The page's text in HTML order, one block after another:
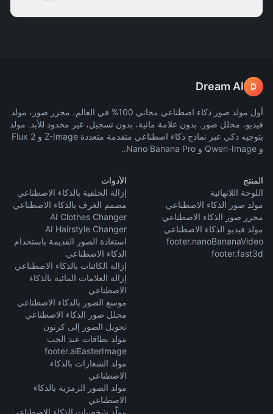
D
Dream AI
أول مولد صور ذكاء اصطناعي مجاني 100% في العالم، محرر صور، مولد
فيديو، محلل صور. بدون علامة مائية، بدون تسجيل، غير محدود للأبد. مولد
بتوجيه ذكي عبر نماذج ذكاء اصطناعي متقدمة متعددة Z-Image و Flux 2
و Qwen-Image و Nano Banana Pro..
المنتج
اللوحة اللانهائية
مولد صور الذكاء الاصطناعي
محرر صور الذكاء الاصطناعي
مولد فيديو الذكاء الاصطناعي
footer.nanoBananaVideo
footer.fast3d
الأدوات
إزالة الخلفية بالذكاء الاصطناعي
مصمم الغرف بالذكاء الاصطناعي
AI Clothes Changer
AI Hairstyle Changer
استعادة الصور القديمة باستخدام
الذكاء الاصطناعي
إزالة الكائنات بالذكاء الاصطناعي
إزالة العلامات المائية بالذكاء
الاصطناعي
موسع الصور بالذكاء الاصطناعي
محلل صور الذكاء الاصطناعي
تحويل الصور إلى كرتون
مولد بطاقات عيد الحب
footer.aiEasterImage
مولد الشعارات بالذكاء
الاصطناعي
مولد الصور الرمزية بالذكاء
الاصطناعي